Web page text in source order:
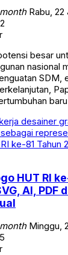
Rabu, 22
besar
nasional
SDM,
HUT RI
AI, PDF
Minggu,